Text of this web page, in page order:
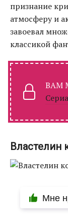
признание
атмосферу и
завоевал
классикой
ВАМ
Властелин
Мне